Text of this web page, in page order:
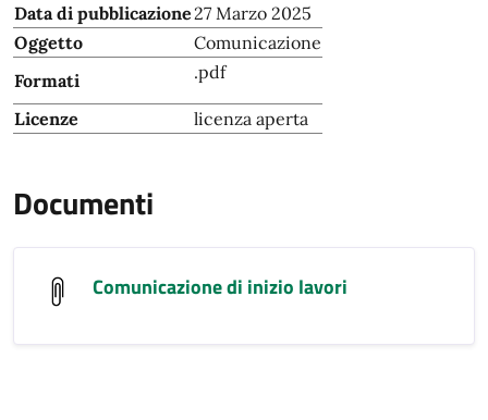
Data di pubblicazione27 Marzo 2025
Oggetto
Comunicazione
Formati
.pdf
Licenze licenza aperta
Documenti
Comunicazione di inizio lavori